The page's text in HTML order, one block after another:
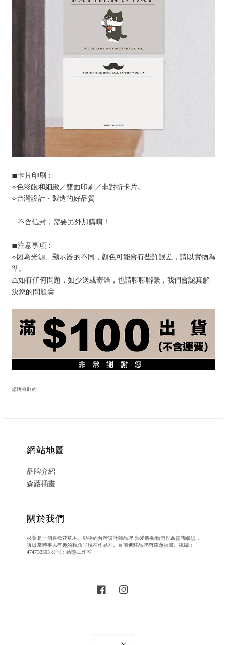
≣卡片印刷：
⟣色彩飽和細緻／雙面印刷／非對折卡片。
⟣台灣設計・製造的好品質
≣不含信封，需要另外加購唷！
≣注意事項：
⟣因為光源、顯示器的不同，顏色可能會有些許誤差，請以實物為
準。
⚠️如有任何問題，如少送或寄錯，也請聊聊聯繫，我們會認真解
決您的問題🤗
您所喜歡的
網站地圖
品牌介紹
森蕗插畫
關於我們
杉葉是一個喜歡花草木、動物的台灣設計師品牌 熱愛將動物們作為靈感繆思，
讓日常時事以有趣的視角呈現在作品裡。目前進駐品牌有森蕗插畫。統編：
474733303 公司：藝態工作室